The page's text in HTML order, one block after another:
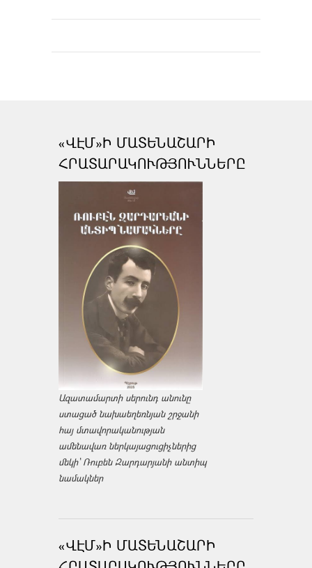
«ՎԷՄ»Ի ՄԱՏԵՆԱՇԱՐԻ
ՀՐԱՏԱՐԱԿՈՒԹՅՈՒՆՆԵՐԸ
Ազատամարտի սերունդ անունը
ստացած նախաեղեռնյան շրջանի
հայ մտավորականության
ամենավառ ներկայացուցիչներից
մեկի՝ Ռուբեն Զարդարյանի անտիպ
նամակներ
«ՎԷՄ»Ի ՄԱՏԵՆԱՇԱՐԻ